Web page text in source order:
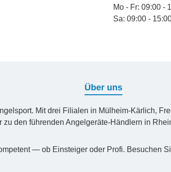
Mo - Fr: 09:00 -
Sa: 09:00 -
Über uns
Mit drei Filialen in Mülheim-Kärlich,
zu den führenden Angelgeräte-Händlern in
— ob Einsteiger oder Profi. Besuchen